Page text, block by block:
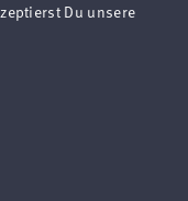
Du unsere